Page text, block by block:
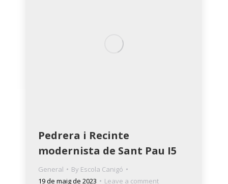
Pedrera i Recinte
modernista de Sant Pau I5
General By Escola Canigó
19 de maig de 2023
Leave a comment